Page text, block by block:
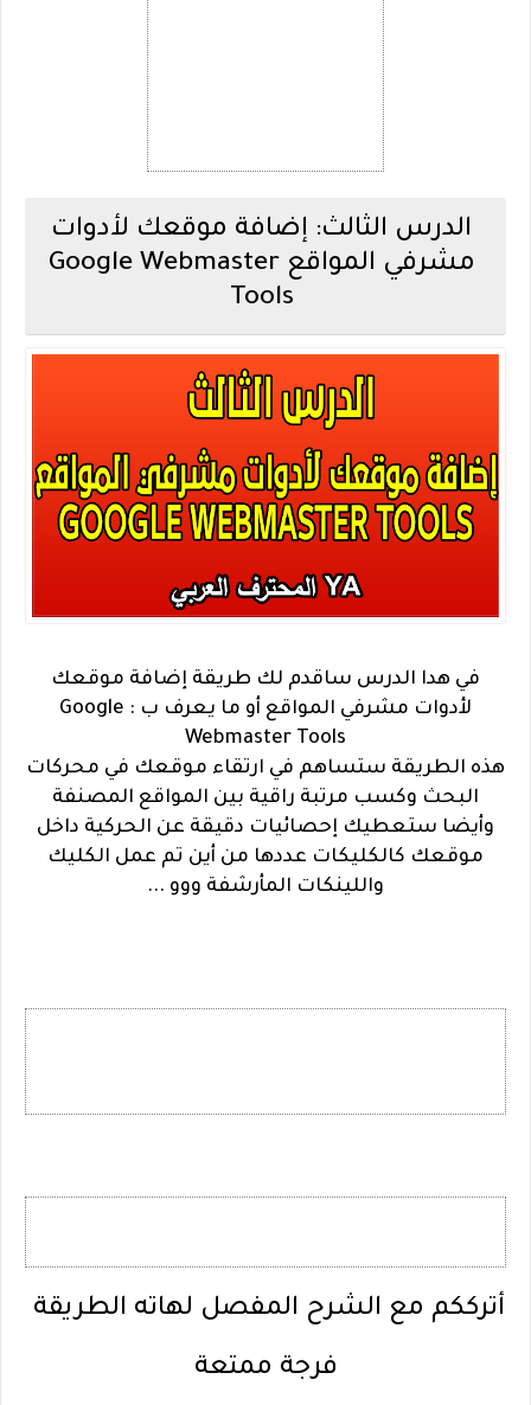
الدرس الثالث: إضافة موقعك لأدوات
مشرفي المواقع Google Webmaster
Tools
في هدا الدرس ساقدم لك طريقة إضافة موقعك
لأدوات مشرفي المواقع أو ما يعرف ب : Google
Webmaster Tools
هذه الطريقة ستساهم في ارتقاء موقعك في محركات
البحث وكسب مرتبة راقية بين المواقع المصنفة
وأيضا ستعطيك إحصائيات دقيقة عن الحركية داخل
موقعك كالكليكات عددها من أين تم عمل الكليك
واللينكات المأرشفة ووو ...
أترككم مع الشرح المفصل لهاته الطريقة
فرجة ممتعة